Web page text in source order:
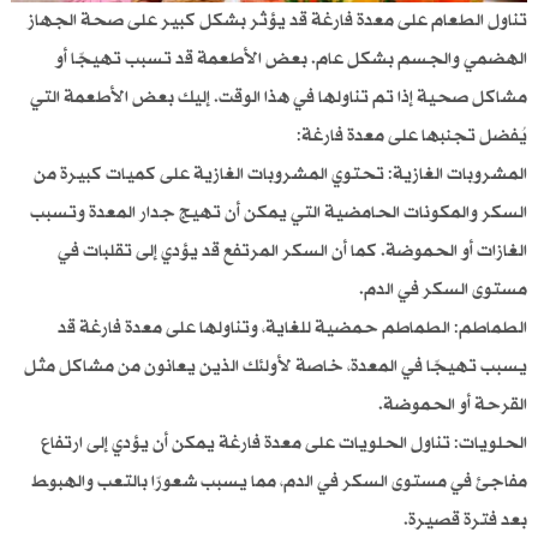
تناول الطعام على معدة فارغة قد يؤثر بشكل كبير على صحة الجهاز
الهضمي والجسم بشكل عام. بعض الأطعمة قد تسبب تهيجًا أو
مشاكل صحية إذا تم تناولها في هذا الوقت. إليك بعض الأطعمة التي
يُفضل تجنبها على معدة فارغة:
المشروبات الغازية: تحتوي المشروبات الغازية على كميات كبيرة من
السكر والمكونات الحامضية التي يمكن أن تهيج جدار المعدة وتسبب
الغازات أو الحموضة. كما أن السكر المرتفع قد يؤدي إلى تقلبات في
مستوى السكر في الدم.
الطماطم: الطماطم حمضية للغاية، وتناولها على معدة فارغة قد
يسبب تهيجًا في المعدة، خاصة لأولئك الذين يعانون من مشاكل مثل
القرحة أو الحموضة.
الحلويات: تناول الحلويات على معدة فارغة يمكن أن يؤدي إلى ارتفاع
مفاجئ في مستوى السكر في الدم، مما يسبب شعورًا بالتعب والهبوط
بعد فترة قصيرة.